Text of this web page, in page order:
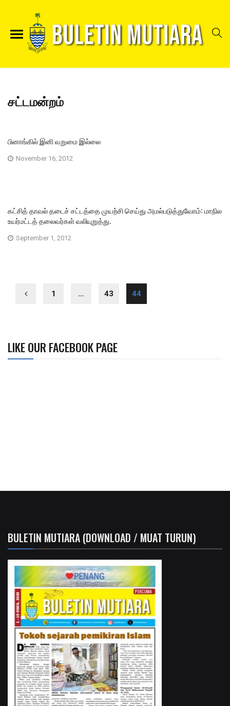
சட்டமன்றம்
பினாங்கில் இனி வறுமை இல்லை
November 16, 2012
கட்சித் தாவல் தடைச் சட்டத்தை முயற்சி செய்து அமல்படுத்துவோம்: மாநில
உயர்மட்டத் தலைவர்கள் வலியுறுத்து.
September 1, 2012
1 … 43 44
LIKE OUR FACEBOOK PAGE
BULETIN MUTIARA (DOWNLOAD / MUAT TURUN)